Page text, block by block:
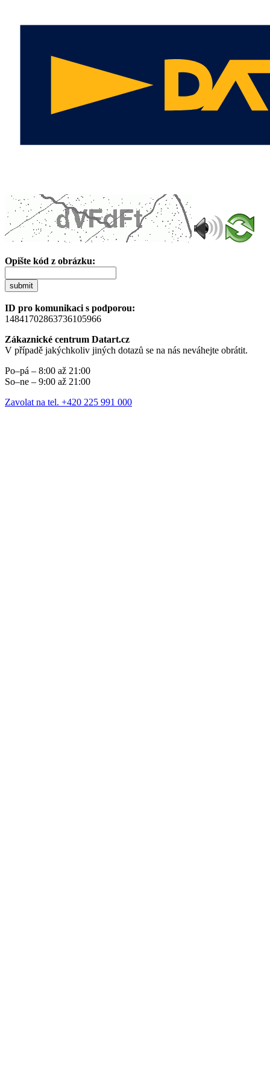
Opište kód z obrázku:
submit
ID pro komunikaci s podporou:
14841702863736105966
Zákaznické centrum Datart.cz
V případě jakýchkoliv jiných dotazů se na nás neváhejte obrátit.
Po–pá – 8:00 až 21:00
So–ne – 9:00 až 21:00
Zavolat na tel. +420 225 991 000